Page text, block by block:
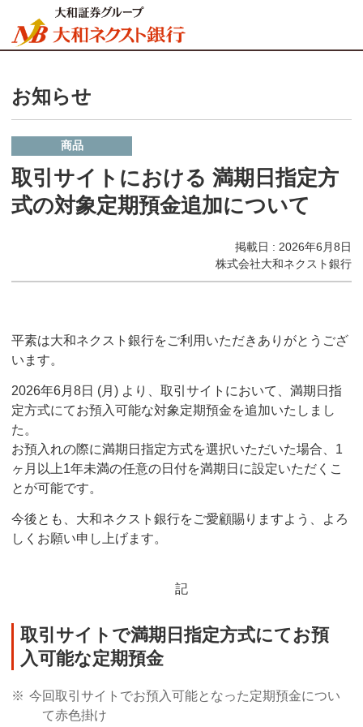
お知らせ
商品
取引サイトにおける 満期日指定方
式の対象定期預金追加について
掲載日 : 2026年6月8日
株式会社大和ネクスト銀行
平素は大和ネクスト銀行をご利用いただきありがとうござ
います。
2026年6月8日 (月) より、取引サイトにおいて、満期日指
定方式にてお預入可能な対象定期預金を追加いたしまし
た。
お預入れの際に満期日指定方式を選択いただいた場合、1
ヶ月以上1年未満の任意の日付を満期日に設定いただくこ
とが可能です。
今後とも、大和ネクスト銀行をご愛顧賜りますよう、よろ
しくお願い申し上げます。
記
取引サイトで満期日指定方式にてお預
入可能な定期預金
※ 今回取引サイトでお預入可能となった定期預金につい
て赤色掛け